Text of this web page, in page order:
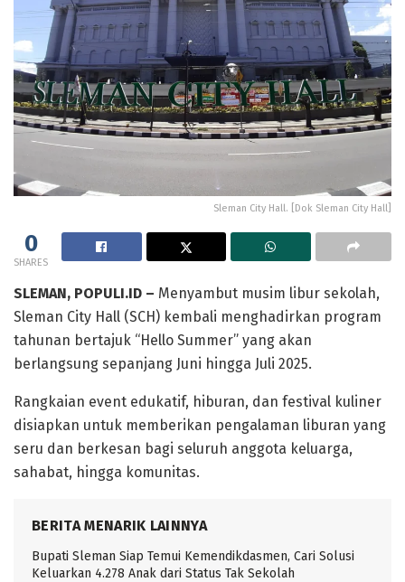
Sleman City Hall. [Dok Sleman City Hall]
0
SHARES
SLEMAN, POPULI.ID – Menyambut musim libur sekolah,
Sleman City Hall (SCH) kembali menghadirkan program
tahunan bertajuk “Hello Summer” yang akan
berlangsung sepanjang Juni hingga Juli 2025.
Rangkaian event edukatif, hiburan, dan festival kuliner
disiapkan untuk memberikan pengalaman liburan yang
seru dan berkesan bagi seluruh anggota keluarga,
sahabat, hingga komunitas.
BERITA MENARIK LAINNYA
Bupati Sleman Siap Temui Kemendikdasmen, Cari Solusi
Keluarkan 4.278 Anak dari Status Tak Sekolah